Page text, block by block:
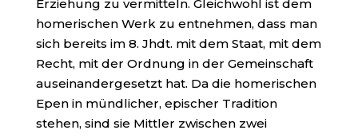
Erziehung zu vermitteln. Gleichwohl ist dem
homerischen Werk zu entnehmen, dass man
sich bereits im 8. Jhdt. mit dem Staat, mit dem
Recht, mit der Ordnung in der Gemeinschaft
auseinandergesetzt hat. Da die homerischen
Epen in mündlicher, epischer Tradition
stehen, sind sie Mittler zwischen zwei